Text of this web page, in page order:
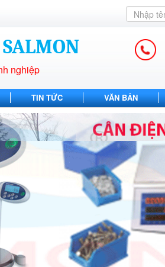
nghiệp
TIN TỨC VĂN BẢN